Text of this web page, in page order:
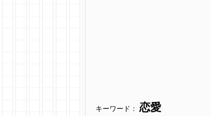
キーワード： 恋愛